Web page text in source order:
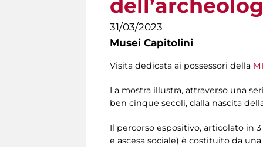
31/03/2023
Musei Capitolini
Visita dedicata ai possessori della
La mostra illustra, attraverso una
ben cinque secoli, dalla nascita
Il percorso espositivo, articolato in
e ascesa sociale) è costituito da